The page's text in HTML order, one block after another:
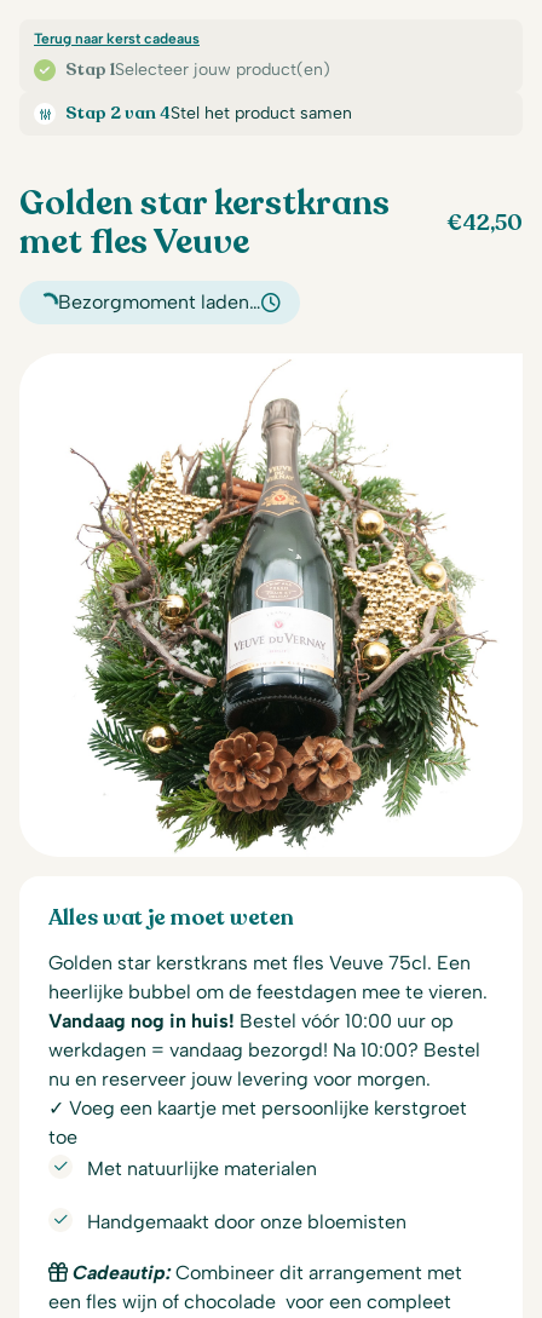
Stap 1Selecteer jouw product(en)
Terug naar kerst cadeaus
Stap 2 van 4Stel het product samen
Golden star kerstkrans
met fles Veuve
€42,50
Bezorgmoment laden…
Alles wat je moet weten
Golden star kerstkrans met fles Veuve 75cl. Een
heerlijke bubbel om de feestdagen mee te vieren.
Vandaag nog in huis! Bestel vóór 10:00 uur op
werkdagen = vandaag bezorgd! Na 10:00? Bestel
nu en reserveer jouw levering voor morgen.
✓ Voeg een kaartje met persoonlijke kerstgroet
toe
Met natuurlijke materialen
Handgemaakt door onze bloemisten
Cadeautip:Combineer dit arrangement met
een fles wijn of chocolade voor een compleet